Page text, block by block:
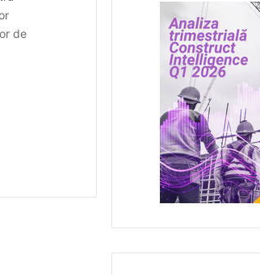
de